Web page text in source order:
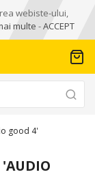
webiste-ului,
multe -ACCEPT
good 4'
'AUDIO